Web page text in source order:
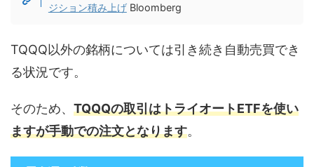
ジション積み上げBloomberg
TQQQ以外の銘柄については引き続き自動売買でき
る状況です。
そのため、 TQQQの取引はトライオートETFを使い
ますが手動での注文となります。